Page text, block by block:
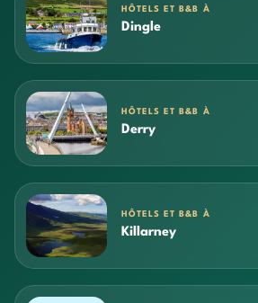
HÔTELS ET B&B À
Dingle
HÔTELS ET B&B À
Derry
HÔTELS ET B&B À
Killarney